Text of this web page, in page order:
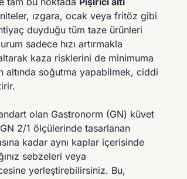
ızgara, ocak veya fritöz gibi
duyduğu tüm taze ürünleri
sadece hızı artırmakla
kaza risklerini de minimuma
altında soğutma yapabilmek, ciddi
olan Gastronorm (GN) küvet
2/1 ölçülerinde tasarlanan
kadar aynı kaplar içerisinde
sebzeleri veya
yerleştirebilirsiniz. Bu,